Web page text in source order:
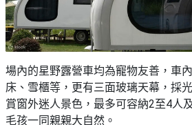
場內的星野露營車均為寵物友善，車
床、雪櫃等，更有三面玻璃天幕，採
賞窗外迷人景色，最多可容納2至4人
毛孩一同親親大自然。